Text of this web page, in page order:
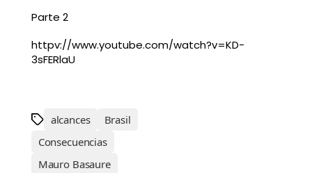
Parte 2
httpv://www.youtube.com/watch?v=KD-
3sFERlaU
alcances
Brasil
Consecuencias
Mauro Basaure